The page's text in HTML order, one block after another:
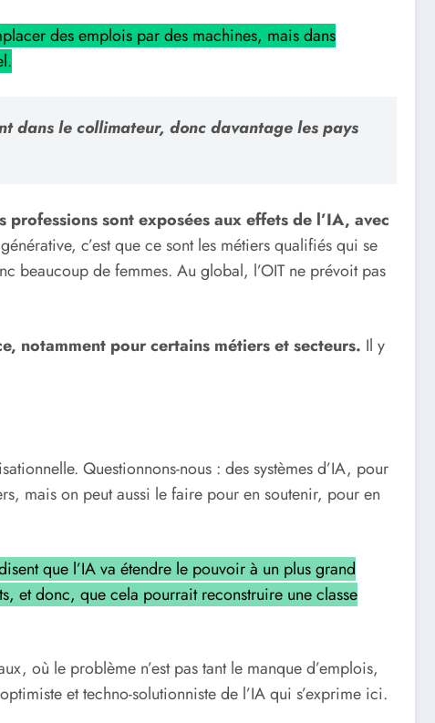
des emplois par des machines, mais dans
dans le collimateur, donc davantage les pays
professions sont exposées aux effets de l’IA, avec
c’est que ce sont les métiers qualifiés qui se
beaucoup de femmes. Au global, l’OIT ne prévoit pas
notamment pour certains métiers et secteurs. Il y
Questionnons-nous : des systèmes d’IA, pour
mais on peut aussi le faire pour en soutenir, pour en
que l’IA va étendre le pouvoir à un plus grand
et donc, que cela pourrait reconstruire une classe
où le problème n’est pas tant le manque d’emplois,
et techno-solutionniste de l’IA qui s’exprime ici.